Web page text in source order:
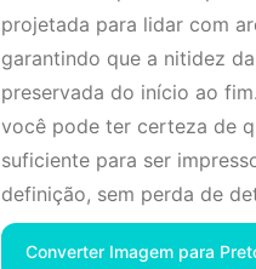
projetada para lidar com
garantindo que a nitidez
preservada do início ao
você pode ter certeza de
suficiente para ser
definição, sem perda de
Converter Imagem para